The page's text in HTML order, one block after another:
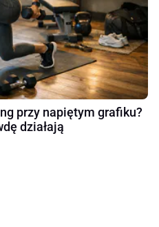
przy napiętym grafiku?
działają